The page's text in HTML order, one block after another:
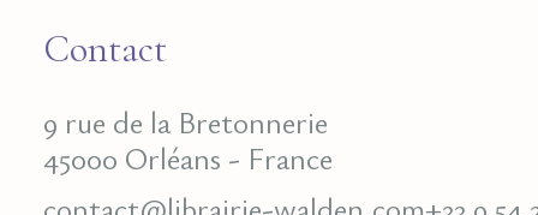
Contact
9 rue de la Bretonnerie
45000 Orléans - France